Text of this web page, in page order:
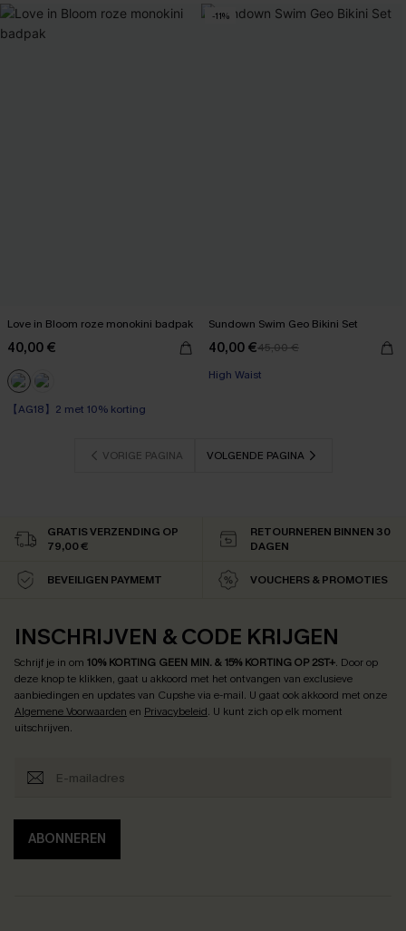
Love in Bloom roze monokini badpak
40,00 €
【AG18】2 met 10% korting
-11%
Sundown Swim Geo Bikini Set
40,00 €45,00 €
High Waist
VORIGE PAGINA VOLGENDE PAGINA
GRATIS VERZENDING OP
79,00 €
RETOURNEREN BINNEN 30
DAGEN
BEVEILIGEN PAYMEMT VOUCHERS & PROMOTIES
INSCHRIJVEN & CODE KRIJGEN
Schrijf je in om 10% KORTING GEEN MIN. & 15% KORTING OP 2ST+. Door op
deze knop te klikken, gaat u akkoord met het ontvangen van exclusieve
aanbiedingen en updates van Cupshe via e-mail. U gaat ook akkoord met onze
Algemene Voorwaarden en Privacybeleid. U kunt zich op elk moment
uitschrijven.
ABONNEREN